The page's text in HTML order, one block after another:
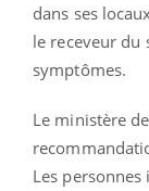
dans ses
le receveur du
symptômes.
Le ministère
Les